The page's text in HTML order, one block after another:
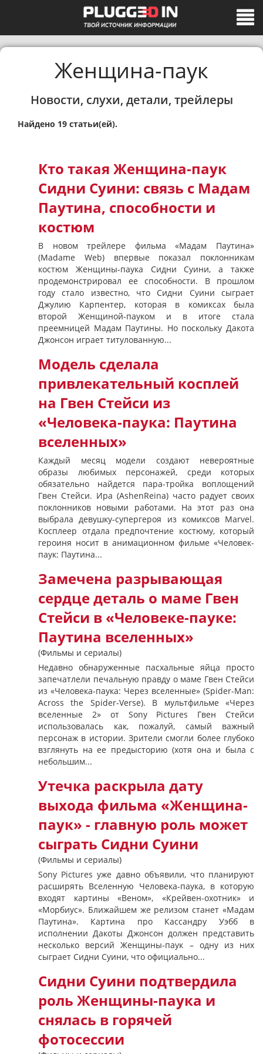
Женщина-паук
Новости, слухи, детали, трейлеры
Найдено 19 статьи(ей).
Кто такая Женщина-паук
Сидни Суини: связь с Мадам
Паутина, способности и
костюм
В новом трейлере фильма «Мадам Паутина»
(Madame Web) впервые показал поклонникам
костюм Женщины-паука Сидни Суини, а также
продемонстрировал ее способности. В прошлом
году стало известно, что Сидни Суини сыграет
Джулию Карпентер, которая в комиксах была
второй Женщиной-пауком и в итоге стала
преемницей Мадам Паутины. Но поскольку Дакота
Джонсон играет титулованную...
Модель сделала
привлекательный косплей
на Гвен Стейси из
«Человека-паука: Паутина
вселенных»
Каждый месяц модели создают невероятные
образы любимых персонажей, среди которых
обязательно найдется пара-тройка воплощений
Гвен Стейси. Ира (AshenReina) часто радует своих
поклонников новыми работами. На этот раз она
выбрала девушку-супергероя из комиксов Marvel.
Косплеер отдала предпочтение костюму, который
героиня носит в анимационном фильме «Человек-
паук: Паутина...
Замечена разрывающая
сердце деталь о маме Гвен
Стейси в «Человеке-пауке:
Паутина вселенных»
(Фильмы и сериалы)
Недавно обнаруженные пасхальные яйца просто
запечатлели печальную правду о маме Гвен Стейси
из «Человека-паука: Через вселенные» (Spider-Man:
Across the Spider-Verse). В мультфильме «Через
вселенные 2» от Sony Pictures Гвен Стейси
использовалась как, пожалуй, самый важный
персонаж в истории. Зрители смогли более глубоко
взглянуть на ее предысторию (хотя она и была с
небольшим...
Утечка раскрыла дату
выхода фильма «Женщина-
паук» - главную роль может
сыграть Сидни Суини
(Фильмы и сериалы)
Sony Pictures уже давно объявили, что планируют
расширять Вселенную Человека-паука, в которую
входят картины «Веном», «Крейвен-охотник» и
«Морбиус». Ближайшем же релизом станет «Мадам
Паутина». Картина про Кассандру Уэбб в
исполнении Дакоты Джонсон должен представить
несколько версий Женщины-паук – одну из них
сыграет Сидни Суини, что официально...
Сидни Суини подтвердила
роль Женщины-паука и
снялась в горячей
фотосессии